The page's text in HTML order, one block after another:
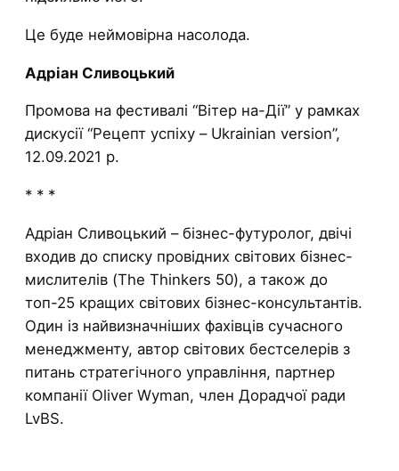
Це буде неймовірна насолода.
Адріан Сливоцький
Промова на фестивалі “Вітер на-Дії” у рамках
дискусії “Рецепт успіху – Ukrainian version”,
12.09.2021 р.
* * *
Адріан Сливоцький – бізнес-футуролог, двічі
входив до списку провідних світових бізнес-
мислителів (The Thinkers 50), а також до
топ-25 кращих світових бізнес-консультантів.
Один із найвизначніших фахівців сучасного
менеджменту, автор світових бестселерів з
питань стратегічного управління, партнер
компанії Oliver Wyman, член Дорадчої ради
LvBS.